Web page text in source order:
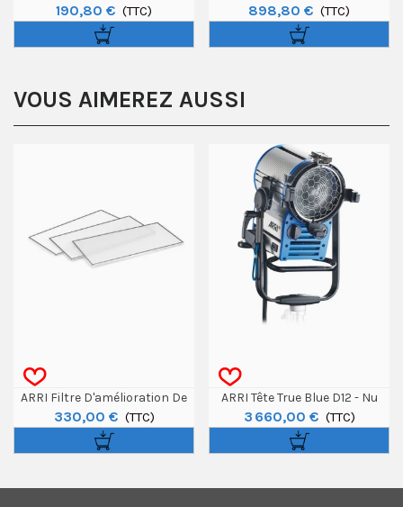
Lentille Fresnel CF12
190,80 € (TTC)
Storm 1200X / Storm 1000C
898,80 € (TTC)
VOUS AIMEREZ AUSSI
ARRI Filtre D'amélioration De
Faisceau Pour Skypanel X21
330,00 € (TTC)
ARRI Tête True Blue D12 - Nu
3 660,00 € (TTC)